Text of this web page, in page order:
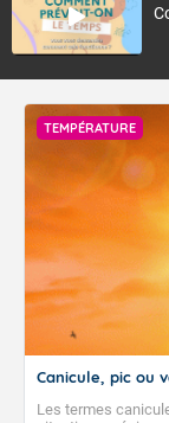
TEMPÉRATURE
Canicule, pic ou
Les termes